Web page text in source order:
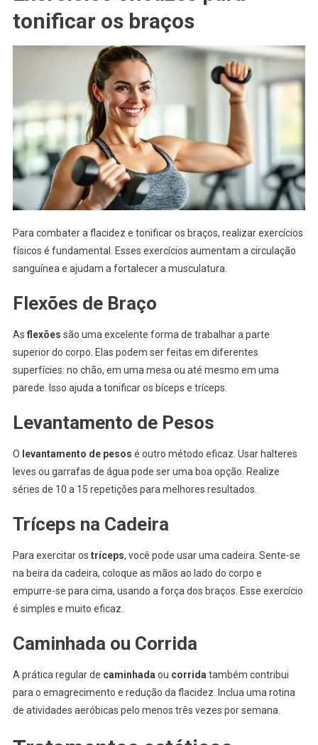
tonificar os braços
Para combater a flacidez e tonificar os braços, realizar exercícios
físicos é fundamental. Esses exercícios aumentam a circulação
sanguínea e ajudam a fortalecer a musculatura.
Flexões de Braço
As flexões são uma excelente forma de trabalhar a parte
superior do corpo. Elas podem ser feitas em diferentes
superfícies: no chão, em uma mesa ou até mesmo em uma
parede. Isso ajuda a tonificar os bíceps e tríceps.
Levantamento de Pesos
O levantamento de pesos é outro método eficaz. Usar halteres
leves ou garrafas de água pode ser uma boa opção. Realize
séries de 10 a 15 repetições para melhores resultados.
Tríceps na Cadeira
Para exercitar os tríceps, você pode usar uma cadeira. Sente-se
na beira da cadeira, coloque as mãos ao lado do corpo e
empurre-se para cima, usando a força dos braços. Esse exercício
é simples e muito eficaz.
Caminhada ou Corrida
A prática regular de caminhada ou corrida também contribui
para o emagrecimento e redução da flacidez. Inclua uma rotina
de atividades aeróbicas pelo menos três vezes por semana.